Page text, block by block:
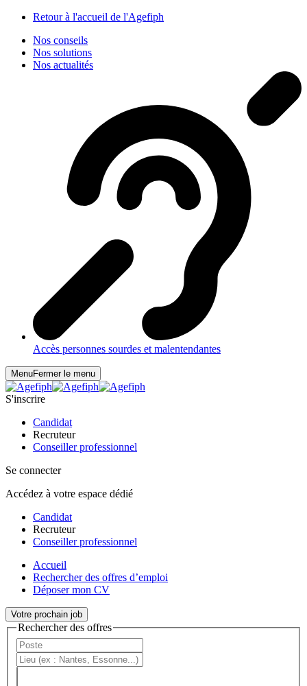
Retour à l'accueil de l'Agefiph
Nos conseils
Nos solutions
Nos actualités
Accès personnes sourdes et malentendantes
MenuFermer le menu
S'inscrire
Candidat
Recruteur
Conseiller professionnel
Se connecter
Accédez à votre espace dédié
Candidat
Recruteur
Conseiller professionnel
Accueil
Rechercher des offres d’emploi
Déposer mon CV
Votre prochain job
Rechercher des offres